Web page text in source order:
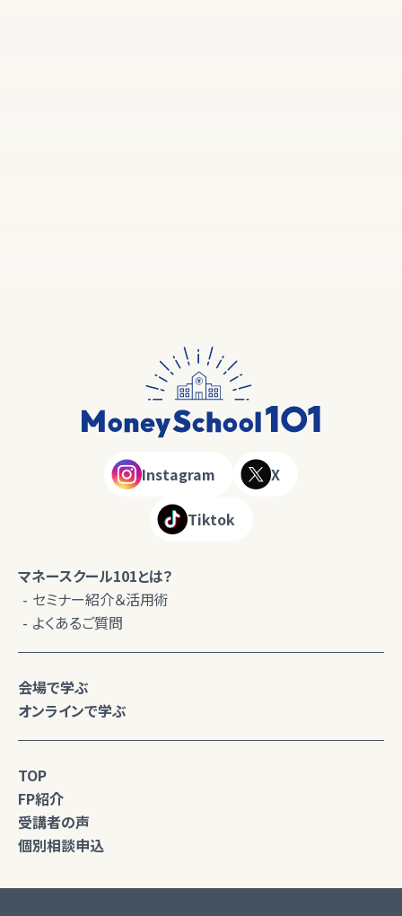
Instagram X
Tiktok
マネースクール101とは？
セミナー紹介＆活用術
よくあるご質問
会場で学ぶ
オンラインで学ぶ
TOP
FP紹介
受講者の声
個別相談申込